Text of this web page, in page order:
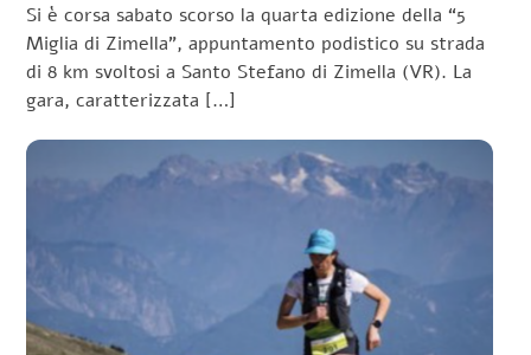
Si è corsa sabato scorso la quarta edizione della “5
Miglia di Zimella”, appuntamento podistico su strada
di 8 km svoltosi a Santo Stefano di Zimella (VR). La
gara, caratterizzata […]